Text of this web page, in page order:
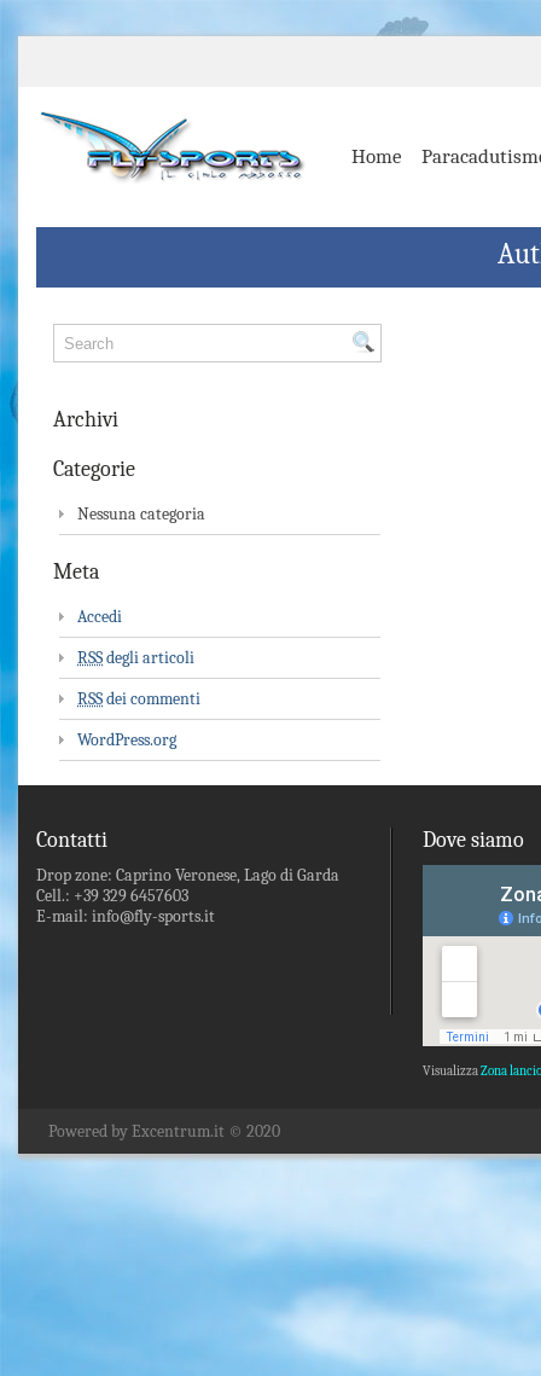
Home
Archivi
Categorie
Nessuna categoria
Meta
Accedi
RSSdegli articoli
RSSdei commenti
WordPress.org
Contatti
Drop zone: Caprino Veronese, Lago di Garda
Cell.: +39 329 6457603
E-mail: info@fly-sports.it
Dove siamo
VisualizzaZona
Powered by Excentrum.it © 2020